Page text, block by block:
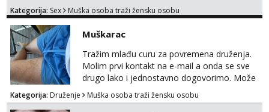
vjeru, nacionalnost i bračni status za SEKS
IGRAČKAMA od vibratora i umjetnih dilda do
analnih čepova raznih veličina i oblika. Na
uvid dajem POTVRDU da NEMAM
SEKSUALNO PRENOSIVIH BOLESTI. Javi se
ako te...
Kategorija: Sex Muška osoba traži žensku osobu
Muškarac
Tražim mlađu curu za povremena druženja.
Molim prvi kontakt na e-mail a onda se sve
drugo lako i jednostavno dogovorimo. Može
sve u krugu od 100 km oko Zagreba
Kategorija: Druženje Muška osoba traži žensku osobu